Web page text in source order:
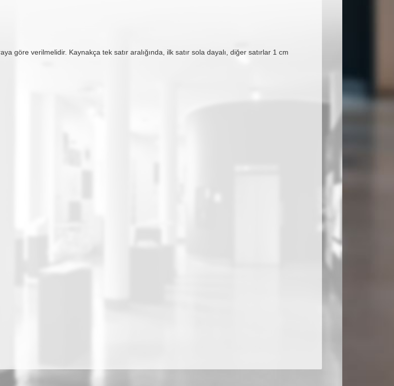
göre verilmelidir. Kaynakça tek satır aralığında, ilk satır sola dayalı, diğer satırlar 1 cm